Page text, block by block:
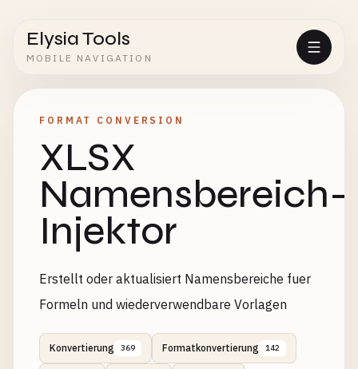
Elysia Tools
MOBILE NAVIGATION
FORMAT CONVERSION
XLSX
Namensbereich-
Injektor
Erstellt oder aktualisiert Namensbereiche fuer
Formeln und wiederverwendbare Vorlagen
Konvertierung 369 Formatkonvertierung 142